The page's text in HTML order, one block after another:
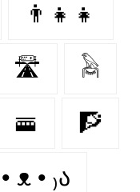
👨‍👧‍👧
🛣 𓅉
🚟 🧗‍
ᴥ • ₎ა